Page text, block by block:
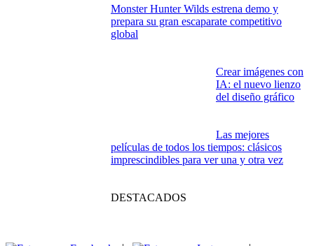
Monster Hunter Wilds estrena demo y
prepara su gran escaparate competitivo
global
Crear imágenes con
IA: el nuevo lienzo
del diseño gráfico
Las mejores
películas de todos los tiempos: clásicos
imprescindibles para ver una y otra vez
DESTACADOS